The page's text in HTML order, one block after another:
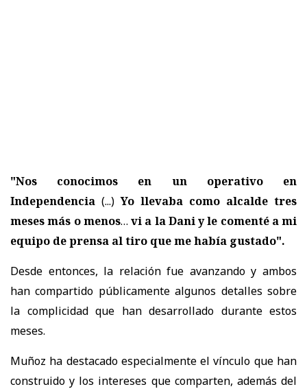
"Nos conocimos en un operativo en
Independencia (...)Yo llevaba como alcalde tres
meses más o menos… vi a la Dani y le comenté a mi
equipo de prensa al tiro que me había gustado".
Desde entonces, la relación fue avanzando y ambos
han compartido públicamente algunos detalles sobre
la complicidad que han desarrollado durante estos
meses.
Muñoz ha destacado especialmente el vínculo que han
construido y los intereses que comparten, además del